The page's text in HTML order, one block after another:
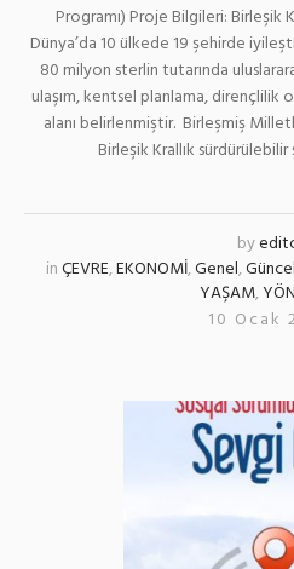
Programı) Proje Bilgileri: Birleşik
Dünya’da 10 ülkede 19 şehirde
80 milyon sterlin tutarında
ulaşım, kentsel planlama,
alanı belirlenmiştir. Birleşmiş
Birleşik Krallık sürdürülebilir
by
inÇEVRE,EKONOMİ,Genel,
YAŞAM,
10 Ocak